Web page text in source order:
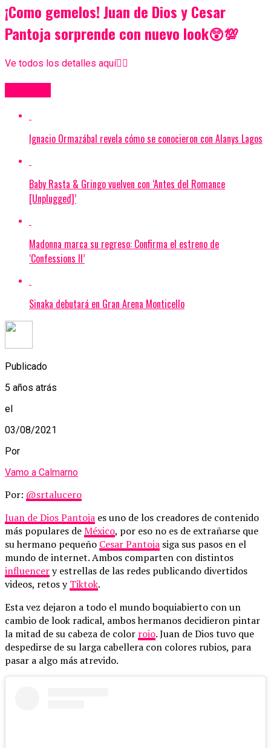
¡Como gemelos! Juan de Dios y Cesar
Pantoja sorprende con nuevo look😲💯
Ve todos los detalles aquí👇🏻
Ignacio Ormazábal revela cómo se conocieron con Alanys Lagos
Baby Rasta & Gringo vuelven con ‘Antes del Romance
[Unplugged]’
Madonna marca su regreso: Confirma el estreno de
‘Confessions II’
Sinaka debutará en Gran Arena Monticello
Publicado
5 años atrás
el
03/08/2021
Por
Vamo a Calmarno
Por: @srtalucero
Juan de Dios Pantoja es uno de los creadores de contenido
más populares deMéxico, por eso no es de extrañarse que
su hermano pequeño Cesar Pantoja siga sus pasos en el
mundo de internet. Ambos comparten con distintos
influencery estrellas de las redes publicando divertidos
videos, retos yTiktok.
Esta vez dejaron a todo el mundo boquiabierto con un
cambio de look radical, ambos hermanos decidieron pintar
la mitad de su cabeza de color rojo. Juan de Dios tuvo que
despedirse de su larga cabellera con colores rubios, para
pasar a algo más atrevido.